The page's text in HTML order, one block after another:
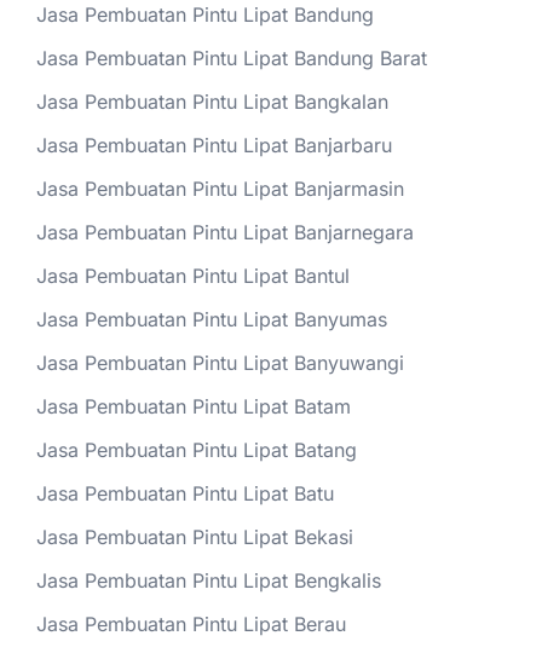
Jasa Pembuatan Pintu Lipat Bandung
Jasa Pembuatan Pintu Lipat Bandung Barat
Jasa Pembuatan Pintu Lipat Bangkalan
Jasa Pembuatan Pintu Lipat Banjarbaru
Jasa Pembuatan Pintu Lipat Banjarmasin
Jasa Pembuatan Pintu Lipat Banjarnegara
Jasa Pembuatan Pintu Lipat Bantul
Jasa Pembuatan Pintu Lipat Banyumas
Jasa Pembuatan Pintu Lipat Banyuwangi
Jasa Pembuatan Pintu Lipat Batam
Jasa Pembuatan Pintu Lipat Batang
Jasa Pembuatan Pintu Lipat Batu
Jasa Pembuatan Pintu Lipat Bekasi
Jasa Pembuatan Pintu Lipat Bengkalis
Jasa Pembuatan Pintu Lipat Berau